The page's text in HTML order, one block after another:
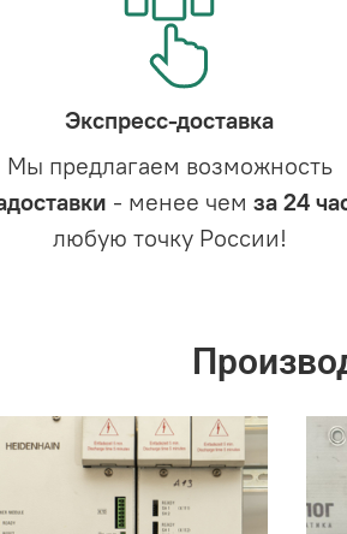
Экспресс-доставка
Мы предлагаем возможность
- менее чемза 24
любую точку России!